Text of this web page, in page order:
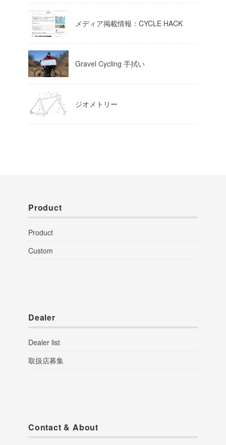
メディア掲載情報：CYCLE HACK
Gravel Cycling 手拭い
ジオメトリー
Product
Product
Custom
Dealer
Dealer list
取扱店募集
Contact & About